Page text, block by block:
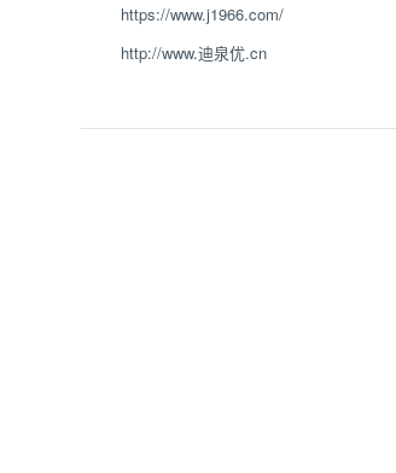
https://www.j1966.com/
http://www.迪泉优.cn